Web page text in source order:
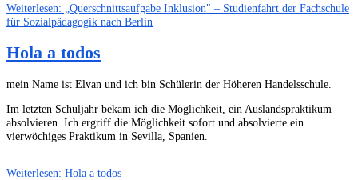
Weiterlesen: „Querschnittsaufgabe Inklusion" – Studienfahrt der Fachschule
für Sozialpädagogik nach Berlin
Hola a todos
mein Name ist Elvan und ich bin Schülerin der Höheren Handelsschule.
Im letzten Schuljahr bekam ich die Möglichkeit, ein Auslandspraktikum
absolvieren. Ich ergriff die Möglichkeit sofort und absolvierte ein
vierwöchiges Praktikum in Sevilla, Spanien.
Weiterlesen: Hola a todos